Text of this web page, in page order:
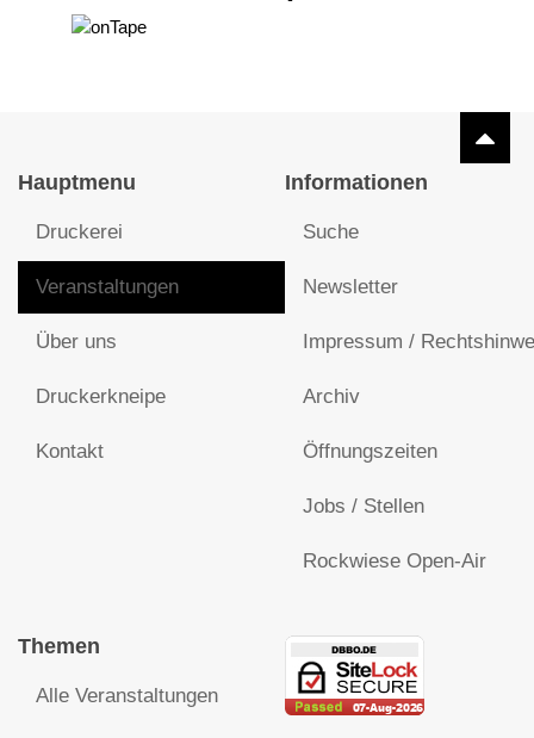
Hauptmenu
Druckerei
Veranstaltungen
Über uns
Druckerkneipe
Kontakt
Informationen
Suche
Newsletter
Impressum /
Archiv
Öffnungszeiten
Jobs / Stellen
Rockwiese Open-Air
Themen
Alle Veranstaltungen